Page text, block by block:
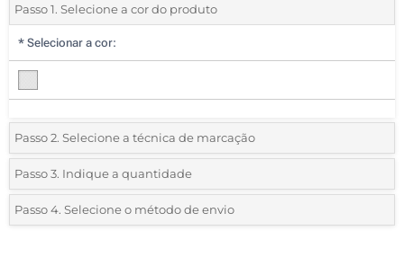
Passo 1. Selecione a cor do produto
* Selecionar a cor:
Passo 2. Selecione a técnica de marcação
*Selecione o tipo de marcação e as cores do logotipo:
1 Cor (Na tampa)
Passo 3. Indique a quantidade
*Quantidade mínima:5
Passo 4. Selecione o método de envio